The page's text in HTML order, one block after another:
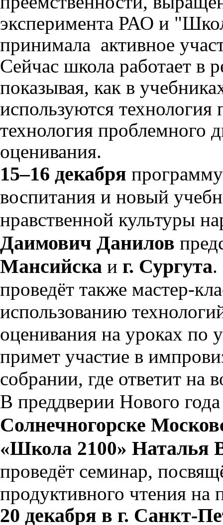
эксперимента РАО и "
принимала активное
Сейчас школа работает в
показывая, как в
используются технология
технология проблемного
оценивания.
15–16 декабря
воспитания и новый
нравственной культуры
Даимович Данилов
Мансийска и г. Сургута.
проведёт также мастер-
использованию
оценивания на уроках
примет участие в
собрании, где ответит
В преддверии Нового
Солнечногорске
«Школа 2100» Наталья
проведёт семинар,
продуктивного чтения
20 декабря в г. Санкт-